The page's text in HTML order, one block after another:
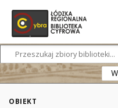
OBIEKT